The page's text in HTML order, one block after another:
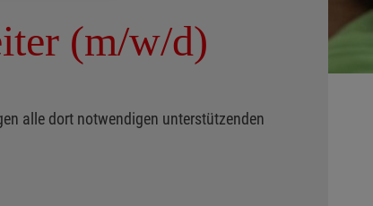
(m/w/d)
alle dort notwendigen unterstützenden